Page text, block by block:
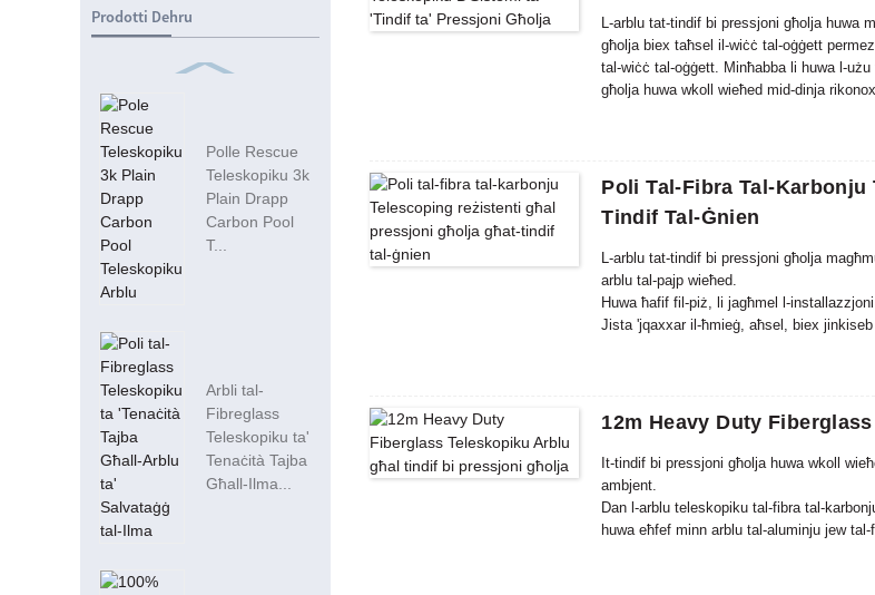
Prodotti Dehru
Polle Rescue
Teleskopiku 3k
Plain Drapp
Carbon Pool
T...
Arbli tal-
Fibreglass
Teleskopiku ta'
Tenaċità Tajba
Għall-Ilma...
L-arblu tat-tindif bi pressjoni għolja huwa
għolja biex taħsel il-wiċċ tal-oġġett
tal-wiċċ tal-oġġett. Minħabba li huwa l-
għolja huwa wkoll wieħed mid-dinja
Poli Tal-Fibra Tal-
Tindif Tal-Ġnien
L-arblu tat-tindif bi pressjoni għolja
arblu tal-pajp wieħed.
Huwa ħafif fil-piż, li jagħmel l-
Jista 'jqaxxar il-ħmieġ, aħsel, biex
12m Heavy Duty
It-tindif bi pressjoni għolja huwa wkoll
ambjent.
Dan l-arblu teleskopiku tal-fibra tal-
huwa eħfef minn arblu tal-aluminju jew tal-
aktar faċli biex jimmaniġġa minħabba li